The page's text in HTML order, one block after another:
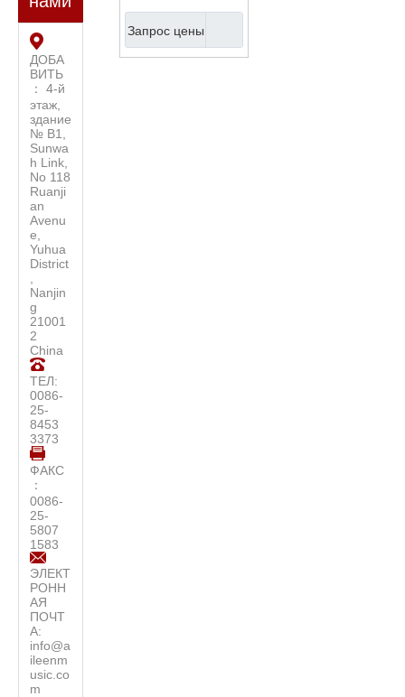
ДОБА
ВИТЬ
： 4-й
этаж,
здание
№ B1,
Sunwa
h Link,
No 118
Ruanji
an
Avenu
e,
Yuhua
District
Nanjin
g
21001
2
China
ТЕЛ:
0086-
25-
8453
3373
ФАКС
：
0086-
25-
5807
1583
ЭЛЕКТ
РОНН
АЯ
ПОЧТ
А:
info@a
ileenm
usic.co
m
колотушкой и
ключом для
Запрос цены